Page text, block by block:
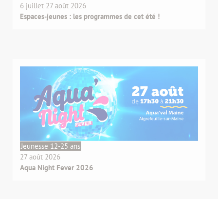
6 juillet 27 août 2026
Espaces-jeunes : les programmes de cet été !
Jeunesse 12-25 ans
27 août 2026
Aqua Night Fever 2026